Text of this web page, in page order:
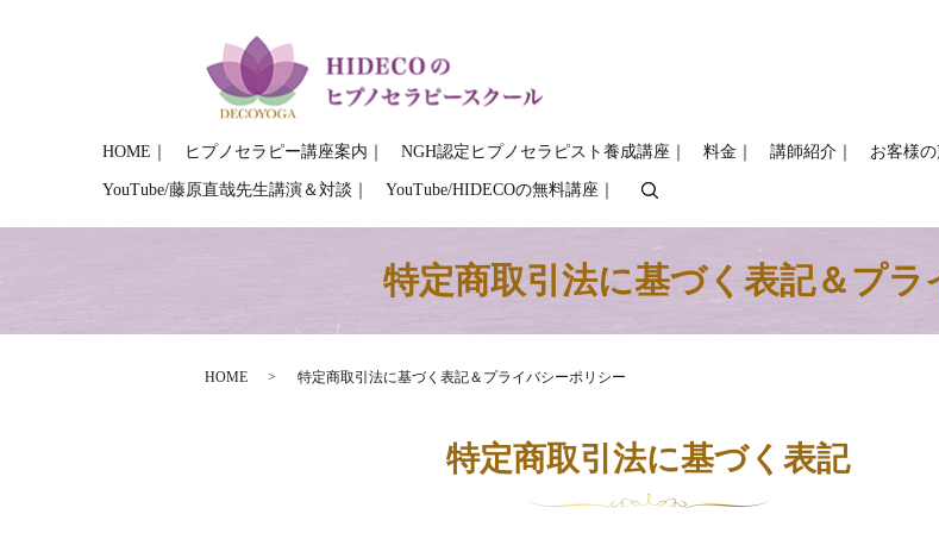
HOME｜ ヒプノセラピー講座案内｜ NGH認定ヒプノセラピスト養成講座｜ 料金｜ 講師紹介｜ お客様の
YouTube/藤原直哉先生講演＆対談｜ YouTube/HIDECOの無料講座｜
特定商取引法に基づく表記＆プ
HOME 特定商取引法に基づく表記＆プライバシーポリシー
特定商取引法に基づく表記